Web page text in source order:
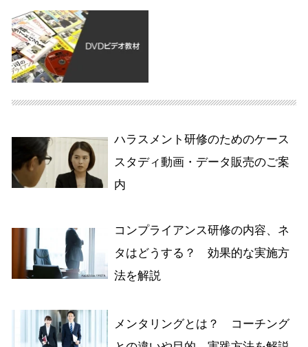
ハラスメント研修のためのケース
スタディ動画・データ販売のご案
内
コンプライアンス研修の内容、ネ
タはどうする？ 効果的な実施方
法を解説
メンタリングとは？ コーチング